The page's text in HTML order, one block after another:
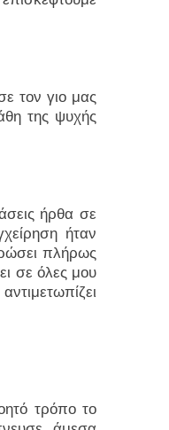
τον γιο μας
της ψυχής
ήρθα σε
ήταν
πλήρως
σε όλες μου
τρόπο το